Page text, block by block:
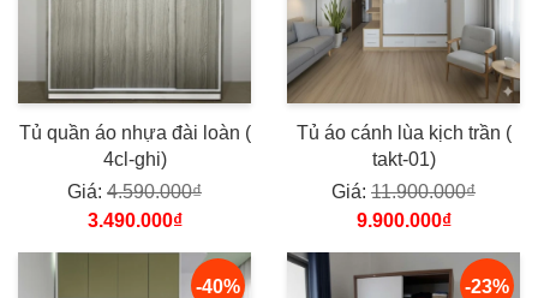
Tủ quần áo nhựa đài loàn (
4cl-ghi)
Giá: 4.590.000₫
3.490.000₫
Tủ áo cánh lùa kịch trần (
takt-01)
Giá: 11.900.000₫
9.900.000₫
-40% -23%